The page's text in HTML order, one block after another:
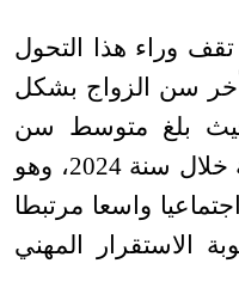
وراء هذا التحول
سن الزواج بشكل
بلغ متوسط سن
الزواج لدى النساء 28,9 سنة خلال سنة 2024، وهو
واسعا مرتبطا
الاستقرار المهني